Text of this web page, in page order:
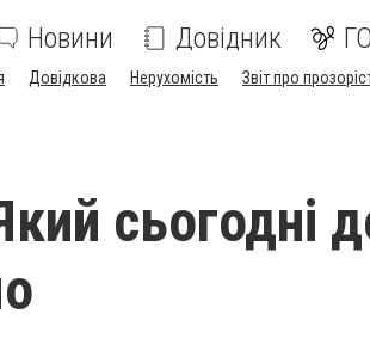
Новини Довідник
Довідкова Нерухомість Звіт про
сьогодні